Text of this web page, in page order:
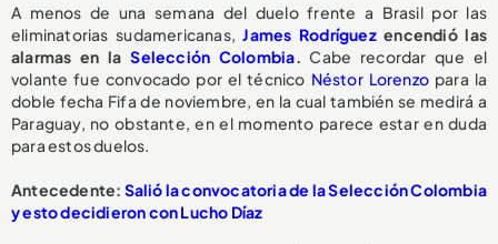
A menos de una semana del duelo frente a Brasil por las
eliminatorias sudamericanas, James Rodríguezencendió las
alarmas en la Selección Colombia.Cabe recordar que el
volante fue convocado por el técnico Néstor Lorenzo para la
doble fecha Fifa de noviembre, en la cual también se medirá a
Paraguay, no obstante, en el momento parece estar en duda
para estos duelos.
Antecedente: Salió la convocatoria de la Selección Colombia
y esto decidieron con Lucho Díaz